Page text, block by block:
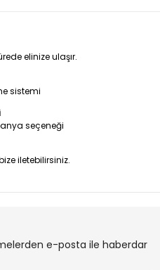
elinize ulaşır.
sistemi
seçeneği
iletebilirsiniz.
e-posta ile haberdar